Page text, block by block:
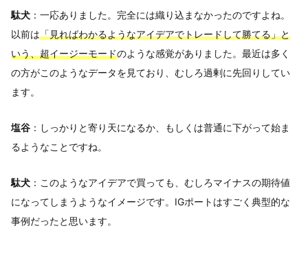
駄犬 ：一応ありました。完全には織り込まなかったのですよね。
以前は「見ればわかるようなアイデアでトレードして勝てる」と
いう、超イージーモードのような感覚がありました。最近は多く
の方がこのようなデータを見ており、むしろ過剰に先回りしてい
ます。
塩谷 ：しっかりと寄り天になるか、もしくは普通に下がって始ま
るようなことですね。
駄犬 ：このようなアイデアで買っても、むしろマイナスの期待値
になってしまうようなイメージです。IGポートはすごく典型的な
事例だったと思います。